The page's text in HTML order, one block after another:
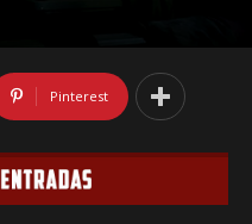
Pinterest